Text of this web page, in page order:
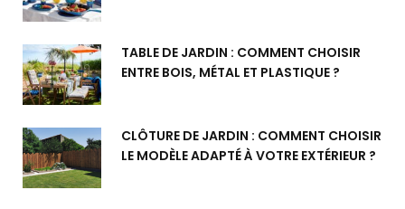
TABLE DE JARDIN : COMMENT CHOISIR
ENTRE BOIS, MÉTAL ET PLASTIQUE ?
CLÔTURE DE JARDIN : COMMENT CHOISIR
LE MODÈLE ADAPTÉ À VOTRE EXTÉRIEUR ?